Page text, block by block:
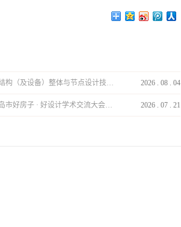
及设备）整体与节点设计技术分享会的通知 2026 . 08 . 04
好房子 · 好设计学术交流大会的通知 2026 . 07 . 21